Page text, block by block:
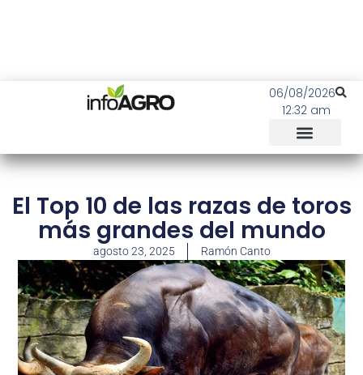
06/08/2026
12:32 am
El Top 10 de las razas de toros
más grandes del mundo
agosto 23, 2025 Ramón Canto